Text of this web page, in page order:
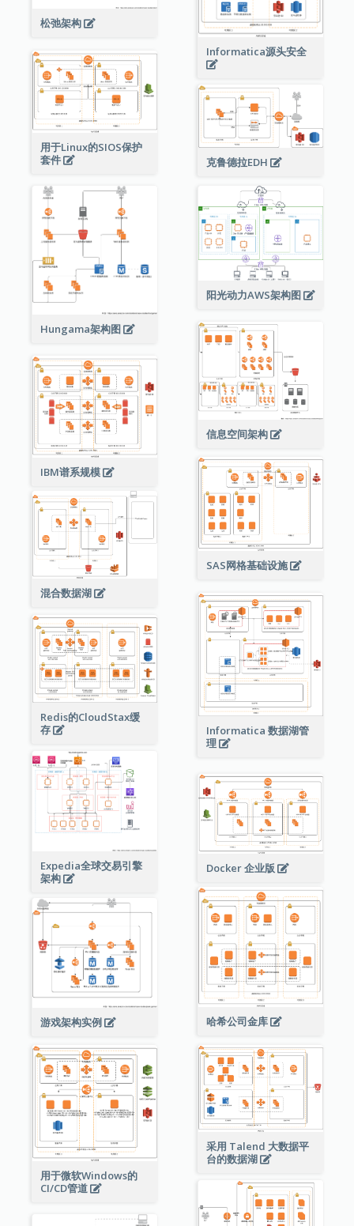
Informatica源头安全
松弛架构
用于Linux的SIOS保护
套件
克鲁德拉EDH
Hungama架构图
阳光动力AWS架构图
信息空间架构
IBM谱系规模
SAS网格基础设施
混合数据湖
Informatica 数据湖管
理
Redis的CloudStax缓
存
Expedia全球交易引擎
架构
Docker 企业版
哈希公司金库
游戏架构实例
用于微软Windows的
CI/CD管道
采用 Talend 大数据平
台的数据湖